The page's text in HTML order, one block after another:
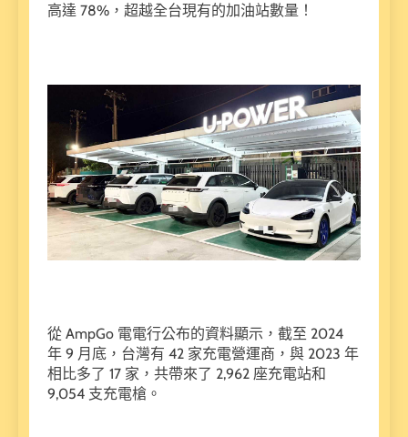
高達 78%，超越全台現有的加油站數量！
從 AmpGo 電電行公布的資料顯示，截至 2024
年 9 月底，台灣有 42 家充電營運商，與 2023 年
相比多了 17 家，共帶來了 2,962 座充電站和
9,054 支充電槍。